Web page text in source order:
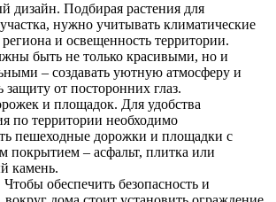
дизайн. Подбирая растения для
нужно учитывать климатические
и освещенность территории.
быть не только красивыми, но и
– создавать уютную атмосферу и
защиту от посторонних глаз.
и площадок. Для удобства
по территории необходимо
пешеходные дорожки и площадки с
покрытием – асфальт, плитка или
камень.
обеспечить безопасность и